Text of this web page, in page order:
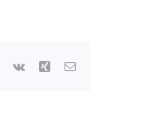
Pinterest
Vk Xing Correo